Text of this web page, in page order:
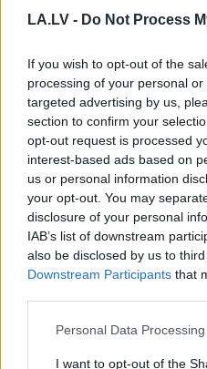
LA.LV - Do Not Process
If you wish to opt-out of the
processing of your personal
targeted advertising by us,
section to confirm your
opt-out request is processed
interest-based ads based on
us or personal information
your opt-out. You may
disclosure of your personal
IAB’s list of downstream
also be disclosed by us to
Downstream Participants that
Please note that this website/
not limited to your visit or
Personal Data
I want to opt-out of the
redzams, ka tev
Lasīt